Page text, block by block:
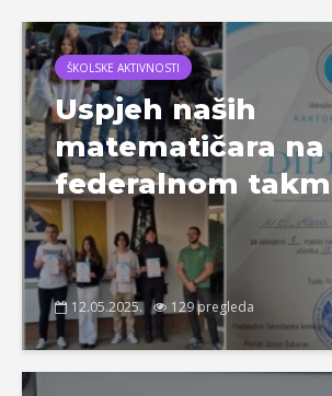
ŠKOLSKE AKTIVNOSTI
Uspjeh naših
matematičara na
federalnom
12.05.2025. 129 pregleda